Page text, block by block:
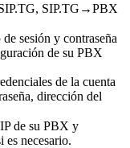
SIP.TG→PBX
sesión y contraseña
de su PBX
de la cuenta
dirección del
de su PBX y
es necesario.